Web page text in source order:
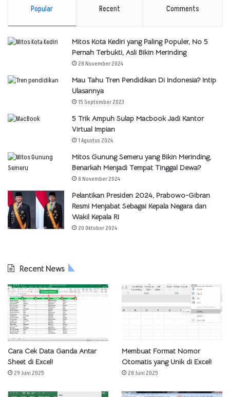
Popular Recent Comments
Mitos Kota Kediri yang Paling Populer, No 5
Pernah Terbukti, Asli Bikin Merinding
28 November 2024
Mau Tahu Tren Pendidikan Di Indonesia? Intip
Ulasannya
15 September 2023
5 Trik Ampuh Sulap Macbook Jadi Kantor
Virtual Impian
1 Agustus 2024
Mitos Gunung Semeru yang Bikin Merinding,
Benarkah Menjadi Tempat Tinggal Dewa?
8 November 2024
Pelantikan Presiden 2024, Prabowo-Gibran
Resmi Menjabat Sebagai Kepala Negara dan
Wakil Kepala RI
20 Oktober 2024
Recent News
Cara Cek Data Ganda Antar
Sheet di Excel!
29 Juni 2025
Membuat Format Nomor
Otomatis yang Unik di Excel!
28 Juni 2025